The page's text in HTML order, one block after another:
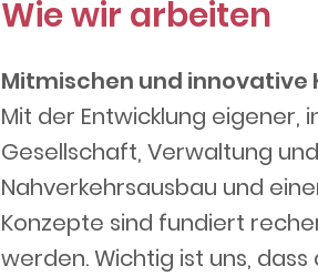
Wie wir arbeiten
Mitmischen und innovative
Mit der Entwicklung
Gesellschaft, Verwaltung
Nahverkehrsausbau und
Konzepte sind fundiert
werden. Wichtig ist uns,